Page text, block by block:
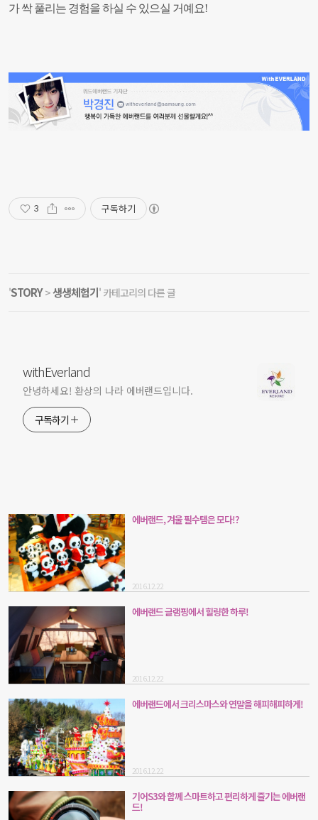
가 싹 풀리는 경험을 하실 수 있으실 거예요!
3 구독하기
'STORY>생생체험기' 카테고리의 다른 글
withEverland
안녕하세요! 환상의 나라 에버랜드입니다.
구독하기
에버랜드, 겨울 필수템은 모다!?
2016.12.22
에버랜드 글램핑에서 힐링한 하루!
2016.12.22
에버랜드에서 크리스마스와 연말을 해피해피하게!
2016.12.22
기어S3와 함께 스마트하고 편리하게 즐기는 에버랜
드!